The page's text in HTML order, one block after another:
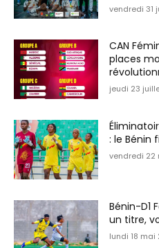
vendredi 31
CAN
places
jeudi 23
: le Bénin
vendredi 22
Bénin-D1
un titre,
lundi 18 mai